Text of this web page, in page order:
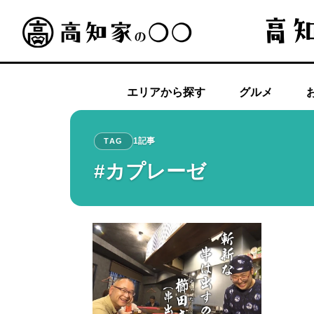
エリアから探す グルメ
TAG 1記事
#カプレーゼ